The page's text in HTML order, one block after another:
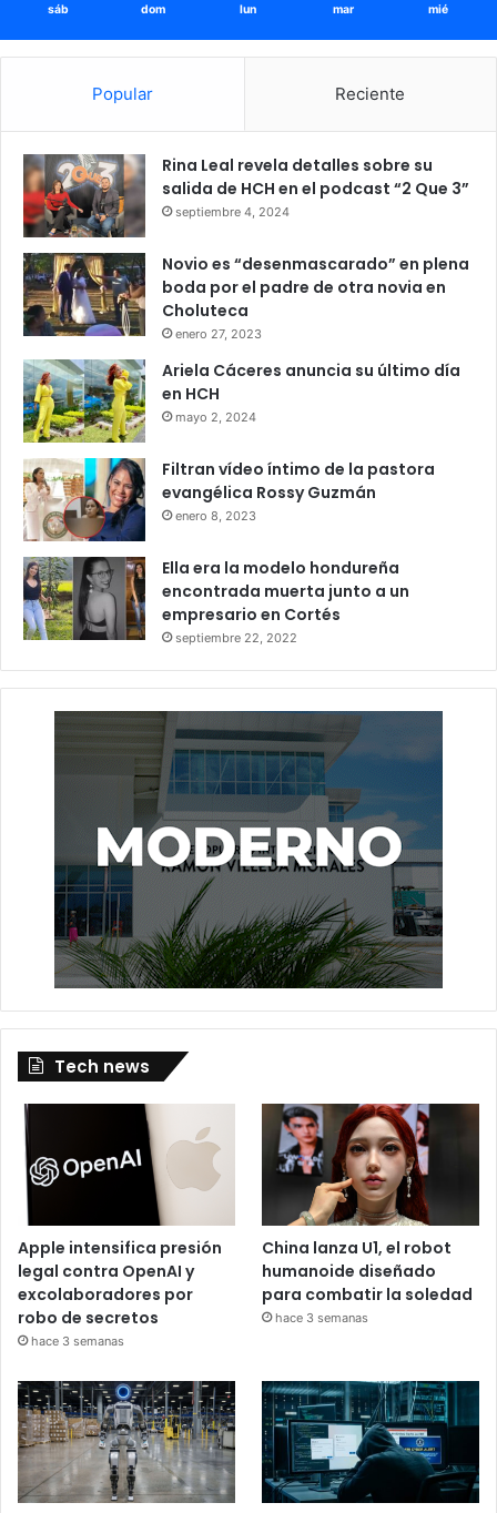
sáb dom lun mar mié
Popular Reciente
Rina Leal revela detalles sobre su
salida de HCH en el podcast “2 Que 3”
septiembre 4, 2024
Novio es “desenmascarado” en plena
boda por el padre de otra novia en
Choluteca
enero 27, 2023
Ariela Cáceres anuncia su último día
en HCH
mayo 2, 2024
Filtran vídeo íntimo de la pastora
evangélica Rossy Guzmán
enero 8, 2023
Ella era la modelo hondureña
encontrada muerta junto a un
empresario en Cortés
septiembre 22, 2022
Tech news
Apple intensifica presión
legal contra OpenAI y
excolaboradores por
robo de secretos
hace 3 semanas
China lanza U1, el robot
humanoide diseñado
para combatir la soledad
hace 3 semanas